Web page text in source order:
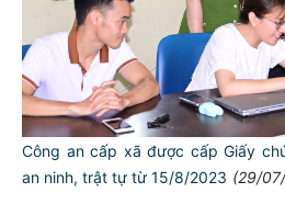
Công an cấp xã được cấp Giấy
an ninh, trật tự từ 15/8/2023 (29/